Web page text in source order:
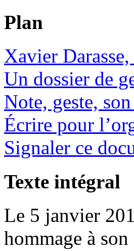
Plan
Xavier
Un dossier de
Note, geste,
Écrire pour
Signaler ce
Texte intégral
Le 5 janvier
hommage à